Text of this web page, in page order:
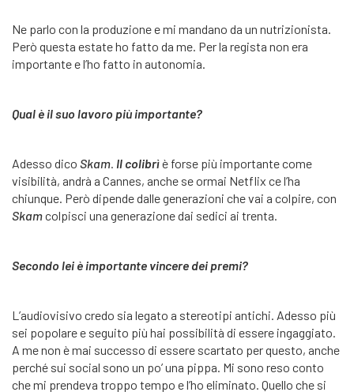
Ne parlo con la produzione e mi mandano da un nutrizionista.
Però questa estate ho fatto da me. Per la regista non era
importante e l’ho fatto in autonomia.
Qual è il suo lavoro più importante?
Adesso dico Skam. Il colibrìè forse più importante come
visibilità, andrà a Cannes, anche se ormai Netflix ce l’ha
chiunque. Però dipende dalle generazioni che vai a colpire, con
Skamcolpisci una generazione dai sedici ai trenta.
Secondo lei è importante vincere dei premi?
L’audiovisivo credo sia legato a stereotipi antichi. Adesso più
sei popolare e seguito più hai possibilità di essere ingaggiato.
A me non è mai successo di essere scartato per questo, anche
perché sui social sono un po’ una pippa. Mi sono reso conto
che mi prendeva troppo tempo e l’ho eliminato. Quello che si